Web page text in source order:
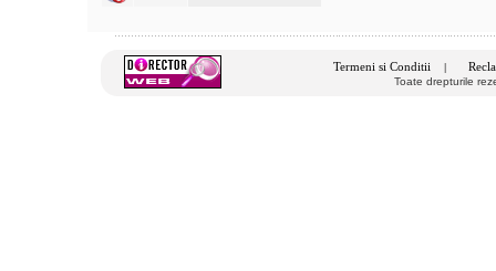
Termeni si Conditii
Toate drepturile